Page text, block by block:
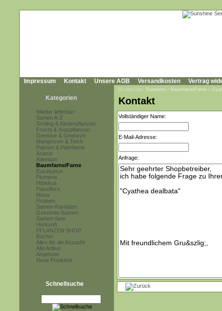
Impressum Kontakt Unsere AGB Versandkosten Vertrag
Kategorien
Wieder lieferbar!
Samen A-Z
Schling & Kletterpflanzen
Frucht & Nutzpflanzen
Gemüse & Gewürze
Mangroven & Teich
Palmen & Palmfarne
Acacia
Adenium
Baumfarne/Farne
Eucalyptus
Plumeria
Hibiskus
Passiflora
Musa
Proteen
Samen-Raritäten
Gekeimte Samen
Samen-Sets
Herkunft
PFLANZEN SHOP
Bücher
Alles für die Anzucht
Alle Artikel
Angebote
Neue Produkte
Schnellsuche
Sie sind hier: Startseite » Baumfarne/Farne »
Kontakt
Vollständiger Name:
E-Mail-Adresse:
Anfrage: